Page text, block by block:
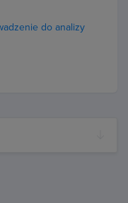
do analizy